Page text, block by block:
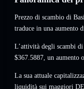
Prezzo di scambio di
traduce in una aumento
L’attività degli scambi
$367.5887, un aumento
La sua attuale
liquidità sui maggiori